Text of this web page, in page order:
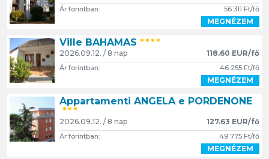
Ár forintban: 56 311 Ft/fő
MEGNÉZEM
Ville BAHAMAS ****
2026.09.12. / 8 nap 118.60 EUR/fő
Ár forintban: 46 255 Ft/fő
MEGNÉZEM
Appartamenti ANGELA e PORDENONE
***
2026.09.12. / 8 nap 127.63 EUR/fő
Ár forintban: 49 775 Ft/fő
MEGNÉZEM